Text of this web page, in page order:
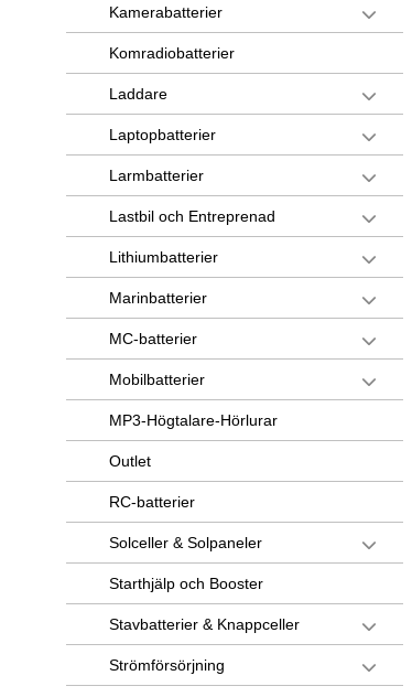
Kamerabatterier
Komradiobatterier
Laddare
Laptopbatterier
Larmbatterier
Lastbil och Entreprenad
Lithiumbatterier
Marinbatterier
MC-batterier
Mobilbatterier
MP3-Högtalare-Hörlurar
Outlet
RC-batterier
Solceller & Solpaneler
Starthjälp och Booster
Stavbatterier & Knappceller
Strömförsörjning